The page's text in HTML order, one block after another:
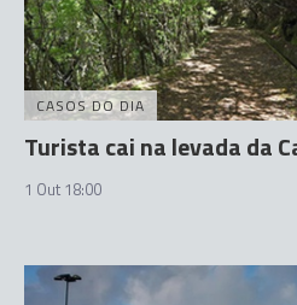
CASOS DO DIA
Turista cai na levada da
1 Out 18:00